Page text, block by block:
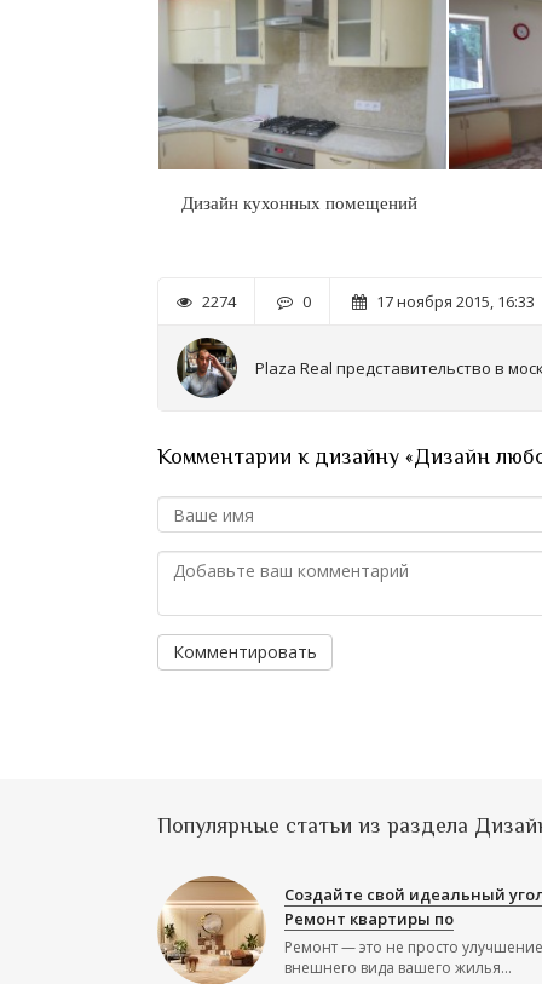
Дизайн кухонных помещений
2274 0 17 ноября 2015, 16:33
Plaza Real представительство в
Комментарии к дизайну «Дизайн
Комментировать
Популярные статьи из раздела
Создайте свой идеальный
Ремонт квартиры по
Ремонт — это не просто улучшение
внешнего вида вашего жилья...